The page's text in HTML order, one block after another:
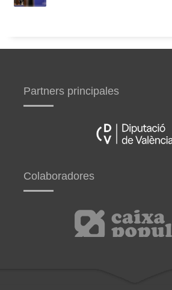
Partners principales
Colaboradores